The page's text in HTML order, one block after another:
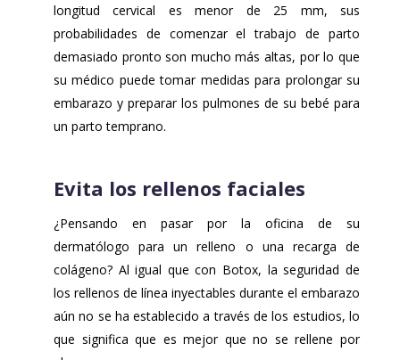
longitud cervical es menor de 25 mm, sus
probabilidades de comenzar el trabajo de parto
demasiado pronto son mucho más altas, por lo que
su médico puede tomar medidas para prolongar su
embarazo y preparar los pulmones de su bebé para
un parto temprano.
Evita los rellenos faciales
¿Pensando en pasar por la oficina de su
dermatólogo para un relleno o una recarga de
colágeno? Al igual que con Botox, la seguridad de
los rellenos de línea inyectables durante el embarazo
aún no se ha establecido a través de los estudios, lo
que significa que es mejor que no se rellene por